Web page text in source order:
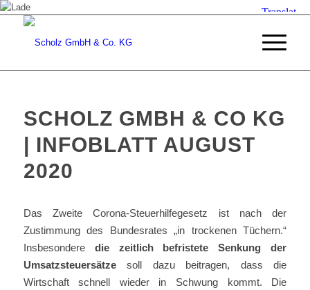
SCHOLZ GMBH & CO KG
| INFOBLATT AUGUST
2020
Das Zweite Corona-Steuerhilfegesetz ist nach der
Zustimmung des Bundesrates „in trockenen Tüchern.“
Insbesondere die zeitlich befristete Senkung der
Umsatzsteuersätzesoll dazu beitragen, dass die
Wirtschaft schnell wieder in Schwung kommt. Die